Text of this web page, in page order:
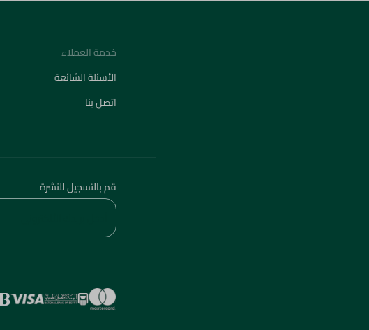
خدمة العملاء
الأسئلة الشائعة
اتصل بنا
قم بالتسجيل للنشرة